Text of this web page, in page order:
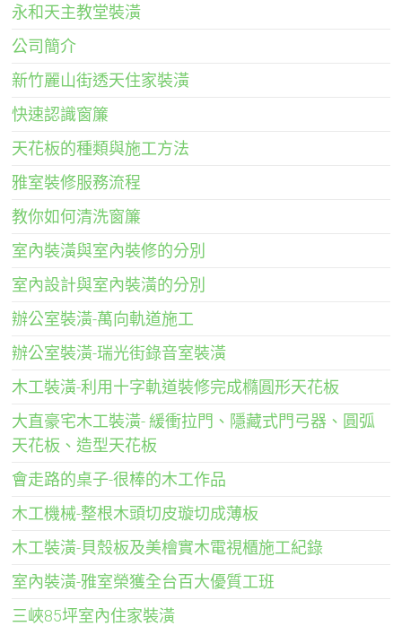
永和天主教堂裝潢
公司簡介
新竹麗山街透天住家裝潢
快速認識窗簾
天花板的種類與施工方法
雅室裝修服務流程
教你如何清洗窗簾
室內裝潢與室內裝修的分別
室內設計與室內裝潢的分別
辦公室裝潢-萬向軌道施工
辦公室裝潢-瑞光街錄音室裝潢
木工裝潢-利用十字軌道裝修完成橢圓形天花板
大直豪宅木工裝潢- 緩衝拉門、隱藏式門弓器、圓弧
天花板、造型天花板
會走路的桌子-很棒的木工作品
木工機械-整根木頭切皮璇切成薄板
木工裝潢-貝殼板及美檜實木電視櫃施工紀錄
室內裝潢-雅室榮獲全台百大優質工班
三峽85坪室內住家裝潢